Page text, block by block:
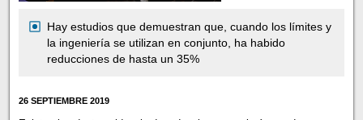
Hay estudios que demuestran que, cuando los límites y
la ingeniería se utilizan en conjunto, ha habido
reducciones de hasta un 35%
26 SEPTIEMBRE 2019